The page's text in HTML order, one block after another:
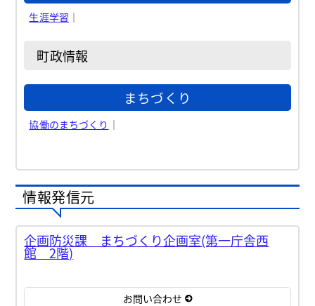
生涯学習 ｜
町政情報
まちづくり
協働のまちづくり ｜
情報発信元
企画防災課 まちづくり企画室(第一庁舎西
館 2階)
お問い合わせ